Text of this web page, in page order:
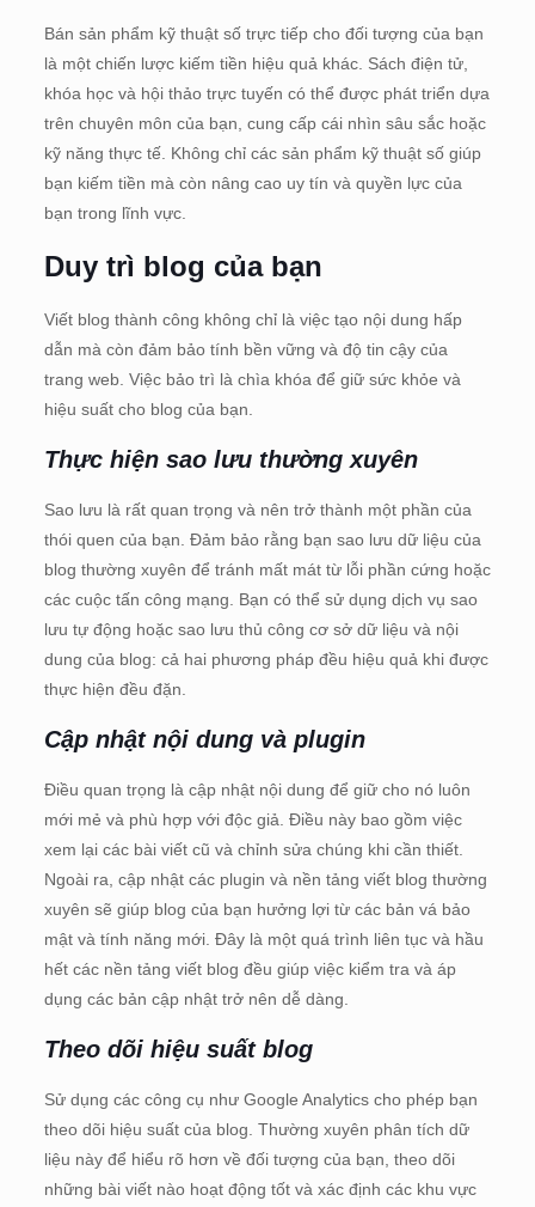
Bán sản phẩm kỹ thuật số trực tiếp cho đối tượng của bạn
là một chiến lược kiếm tiền hiệu quả khác. Sách điện tử,
khóa học và hội thảo trực tuyến có thể được phát triển dựa
trên chuyên môn của bạn, cung cấp cái nhìn sâu sắc hoặc
kỹ năng thực tế. Không chỉ các sản phẩm kỹ thuật số giúp
bạn kiếm tiền mà còn nâng cao uy tín và quyền lực của
bạn trong lĩnh vực.
Duy trì blog của bạn
Viết blog thành công không chỉ là việc tạo nội dung hấp
dẫn mà còn đảm bảo tính bền vững và độ tin cậy của
trang web. Việc bảo trì là chìa khóa để giữ sức khỏe và
hiệu suất cho blog của bạn.
Thực hiện sao lưu thường xuyên
Sao lưu là rất quan trọng và nên trở thành một phần của
thói quen của bạn. Đảm bảo rằng bạn sao lưu dữ liệu của
blog thường xuyên để tránh mất mát từ lỗi phần cứng hoặc
các cuộc tấn công mạng. Bạn có thể sử dụng dịch vụ sao
lưu tự động hoặc sao lưu thủ công cơ sở dữ liệu và nội
dung của blog: cả hai phương pháp đều hiệu quả khi được
thực hiện đều đặn.
Cập nhật nội dung và plugin
Điều quan trọng là cập nhật nội dung để giữ cho nó luôn
mới mẻ và phù hợp với độc giả. Điều này bao gồm việc
xem lại các bài viết cũ và chỉnh sửa chúng khi cần thiết.
Ngoài ra, cập nhật các plugin và nền tảng viết blog thường
xuyên sẽ giúp blog của bạn hưởng lợi từ các bản vá bảo
mật và tính năng mới. Đây là một quá trình liên tục và hầu
hết các nền tảng viết blog đều giúp việc kiểm tra và áp
dụng các bản cập nhật trở nên dễ dàng.
Theo dõi hiệu suất blog
Sử dụng các công cụ như Google Analytics cho phép bạn
theo dõi hiệu suất của blog. Thường xuyên phân tích dữ
liệu này để hiểu rõ hơn về đối tượng của bạn, theo dõi
những bài viết nào hoạt động tốt và xác định các khu vực